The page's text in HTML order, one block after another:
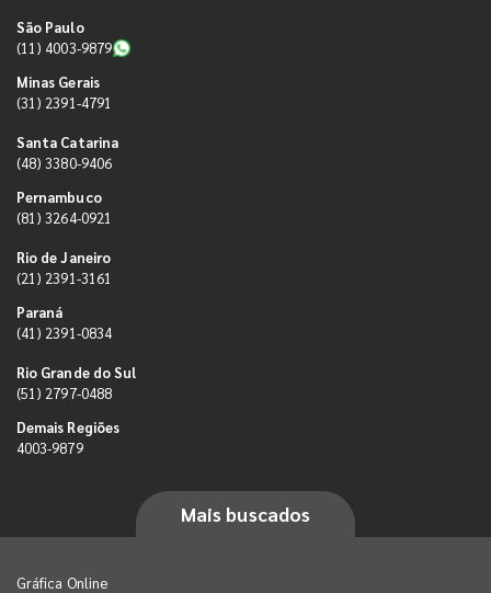
São Paulo
(11) 4003-9879
Minas Gerais
(31) 2391-4791
Santa Catarina
(48) 3380-9406
Pernambuco
(81) 3264-0921
Rio de Janeiro
(21) 2391-3161
Paraná
(41) 2391-0834
Rio Grande do Sul
(51) 2797-0488
Demais Regiões
4003-9879
Mais buscados
Gráfica Online